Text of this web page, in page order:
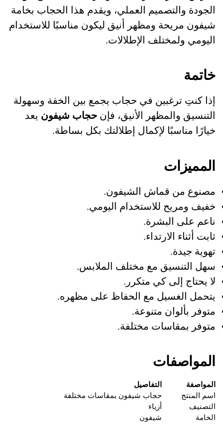
الجودة والتصميم العملي، ويقدم هذا الحجاب بخامة
شيفون مريحة ومظهر أنيق ليكون مناسبًا للاستخدام
اليومي ولمختلف الإطلالات.
خاتمة
إذا كنتِ ترغبين في حجاب يجمع بين الخفة وسهولة
التنسيق والمظهر الأنيق، فإن حجاب شيفون يعد
خيارًا مناسبًا لإكمال إطلالتك بكل بساطة.
المميزات
مصنوع من قماش الشيفون.
خفيف ومريح للاستخدام اليومي.
ناعم على البشرة.
ثابت أثناء الارتداء.
تهوية جيدة.
سهل التنسيق مع مختلف الملابس.
لا يحتاج إلى كي متكرر.
يتحمل الغسيل مع الحفاظ على مظهره.
متوفر بألوان متنوعة.
متوفر بمقاسات مختلفة.
المواصفات
المواصفة
التفاصيل
اسم المنتج
حجاب شيفون بمقاسات مختلفة
التصنيف
أزياء
الخامة
شيفون